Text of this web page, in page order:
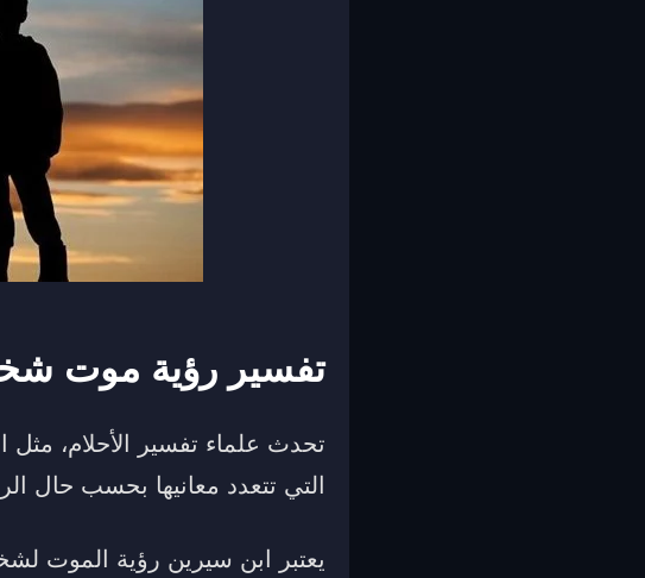
تفسير رؤية موت
تحدث علماء تفسير الأحلام،
التي تتعدد معانيها بحسب حال
يعتبر ابن سيرين رؤية الموت